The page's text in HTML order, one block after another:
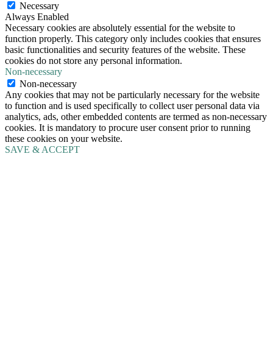
Necessary
Always Enabled
Necessary cookies are absolutely essential for the website to
function properly. This category only includes cookies that ensures
basic functionalities and security features of the website. These
cookies do not store any personal information.
Non-necessary
Non-necessary
Any cookies that may not be particularly necessary for the website
to function and is used specifically to collect user personal data via
analytics, ads, other embedded contents are termed as non-necessary
cookies. It is mandatory to procure user consent prior to running
these cookies on your website.
SAVE & ACCEPT